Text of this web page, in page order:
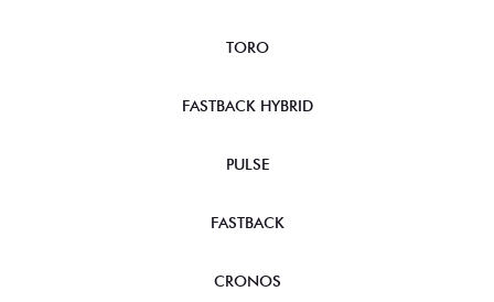
FASTBACK HYBRID
PULSE
FASTBACK
CRONOS
NOVA FIORINO